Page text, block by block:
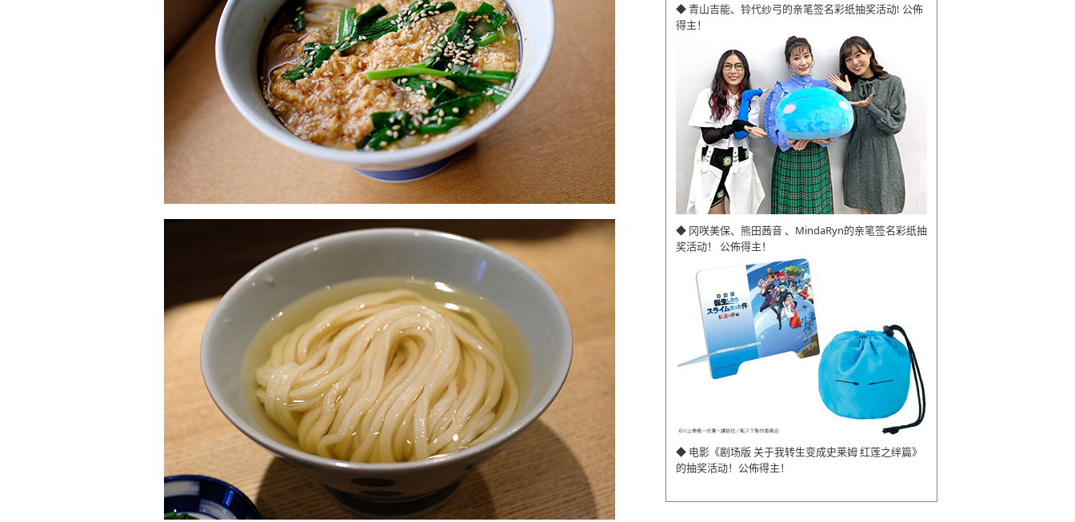
◆ 青山吉能、铃代纱弓的亲笔签名彩纸抽奖活动! 公佈
得主！
◆ 冈咲美保、熊田茜音 、MindaRyn的亲笔签名彩纸抽
奖活动！ 公佈得主！
◆ 电影《剧场版 关于我转生变成史莱姆 红莲之绊篇》
的抽奖活动！公佈得主！